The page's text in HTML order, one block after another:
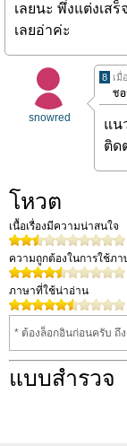
เลยนะ พึ่งแต่งเส
เลยอ่าค่ะ
snowred
8 เมื่
แน
ติด
โหวต
เนื้อเรื่องมีความน่าสนใจ
ความถูกต้องในการใช้ภา
ภาษาที่ใช้น่าอ่าน
* ต้องล็อกอินก่อนครับ ถึ
แบบสำรวจ